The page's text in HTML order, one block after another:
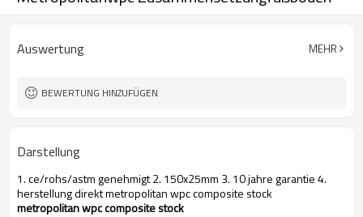
Auswertung MEHR
BEWERTUNG HINZUFÜGEN
Darstellung
1. ce/rohs/astm genehmigt 2. 150x25mm 3. 10 jahre garantie 4.
herstellung direkt metropolitan wpc composite stock
metropolitan wpc composite stock